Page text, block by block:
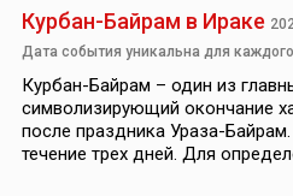
Курбан-Байрам в Ираке
Дата события уникальна для
Курбан-Байрам – один из
символизирующий окончание
после праздника Ураза-
течение трех дней. Для